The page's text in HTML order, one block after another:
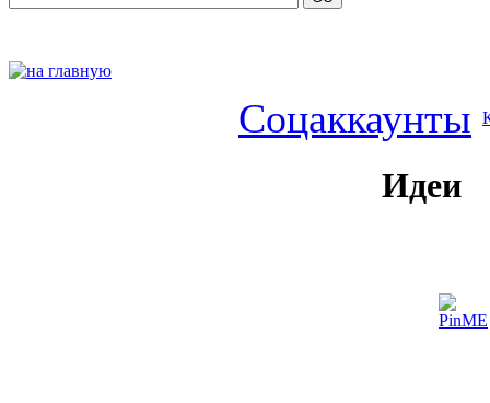
Соцаккаунты
Идеи